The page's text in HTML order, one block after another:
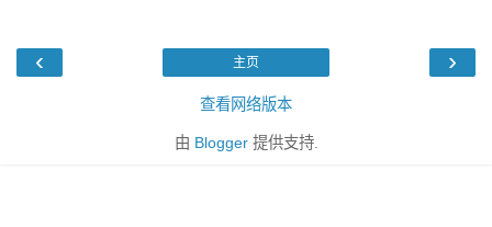
‹ ›
主页
查看网络版本
由 Blogger提供支持.